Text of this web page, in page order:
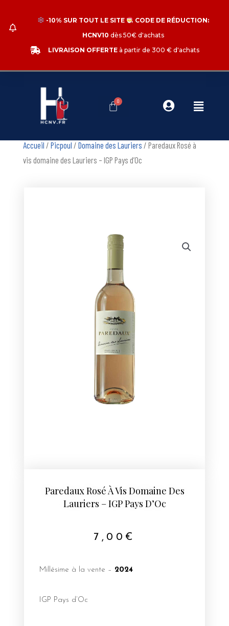
​ -10% SUR TOUT LE SITE
​ CODE DE RÉDUCTION:
HCNV10 dès 50€ d'achats
LIVRAISON OFFERTE à partir de 300 € d'achats
Accueil / Picpoul / Domaine des Lauriers / Paredaux Rosé à
vis domaine des Lauriers – IGP Pays d’Oc
Paredaux Rosé À Vis Domaine Des
Lauriers – IGP Pays D’Oc
7,00 €
Millésime à la vente – 2024
IGP Pays d’Oc